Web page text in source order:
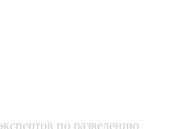
по разведению